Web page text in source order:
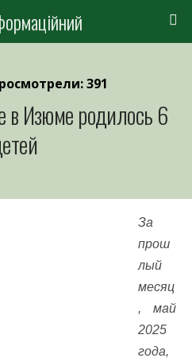
391
в Изюме родилось 6
За
прош
лый
месяц
, май
2025
года,